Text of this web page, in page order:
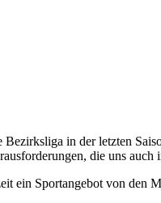
in der letzten
die uns auch
ein Sportangebot von den